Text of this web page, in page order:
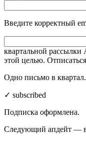
Введите корректный
квартальной рассылки
этой целью.
Одно письмо в
✓ subscribed
Подписка оформлена.
Следующий апдейт — в